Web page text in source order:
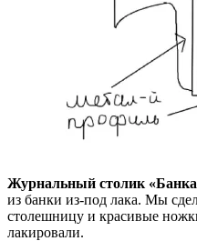
Журнальный столик
из банки из-под лака. Мы
столешницу и красивые
лакировали.